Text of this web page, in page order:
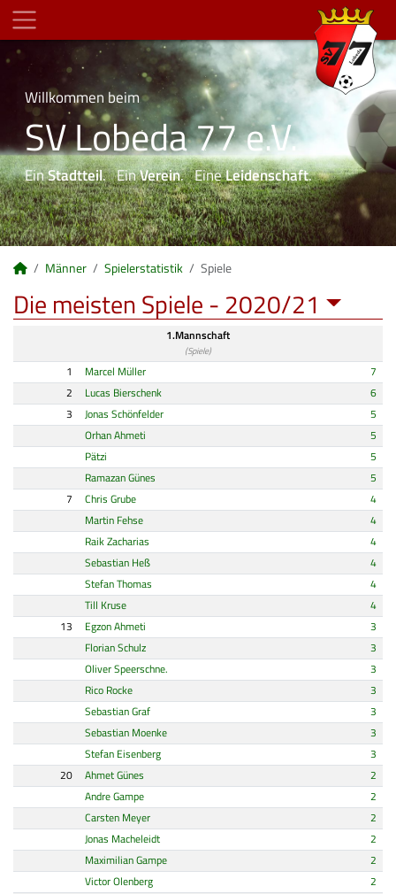
Willkommen beim
SV Lobeda 77 e.V.
EinStadtteil. EinVerein. EineLeidenschaft.
Männer Spielerstatistik Spiele
Die meisten Spiele - 2020/21
1.Mannschaft
(Spiele)
1 Marcel Müller
7
2
Lucas Bierschenk
6
3
Jonas Schönfelder
5
Orhan Ahmeti
5
Pätzi
5
Ramazan Günes
5
7
Chris Grube
4
Martin Fehse
4
Raik Zacharias
4
Sebastian Heß
4
Stefan Thomas
4
Till Kruse
4
13
Egzon Ahmeti
3
Florian Schulz
3
Oliver Speerschne.
3
Rico Rocke
3
Sebastian Graf
3
Sebastian Moenke
3
Stefan Eisenberg
3
20
Ahmet Günes
2
Andre Gampe
2
Carsten Meyer
2
Jonas Macheleidt
2
Maximilian Gampe
2
Victor Olenberg
2